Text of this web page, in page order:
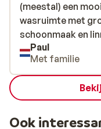
(meestal) een
wasruimte met
schoonmaak en
dame. De
zwembad is een
buitendouche
wat handigheid.
hebben gesteld.
(meestal) een
wasruimte met
schoonmaak en
Paul
Met familie
Ook